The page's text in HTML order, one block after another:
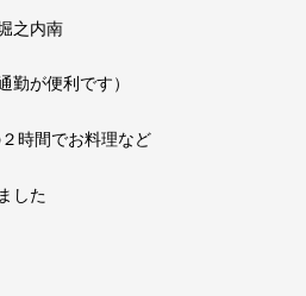
之内南
が便利です）
時間でお料理など
した